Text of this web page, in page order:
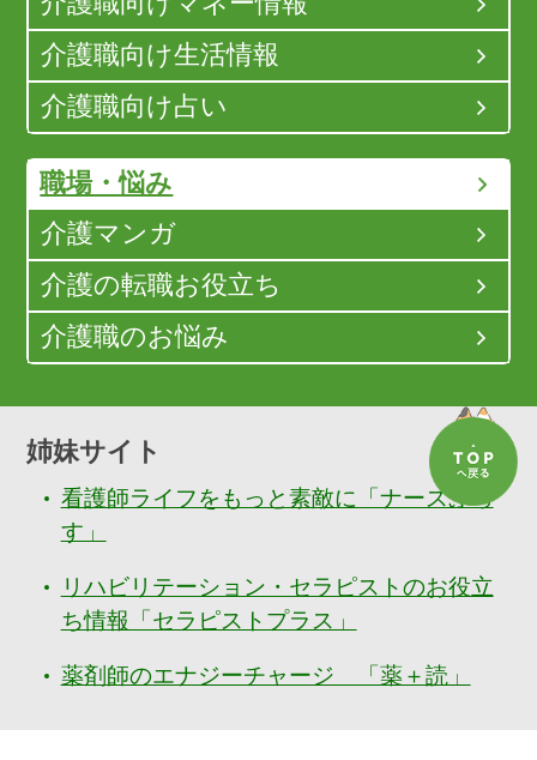
介護職向け生活情報
介護職向け占い
職場・悩み
介護マンガ
介護の転職お役立ち
介護職のお悩み
姉妹サイト
看護師ライフをもっと素敵に「ナースぷら
す」
リハビリテーション・セラピストのお役立
ち情報「セラピストプラス」
薬剤師のエナジーチャージ 「薬＋読」